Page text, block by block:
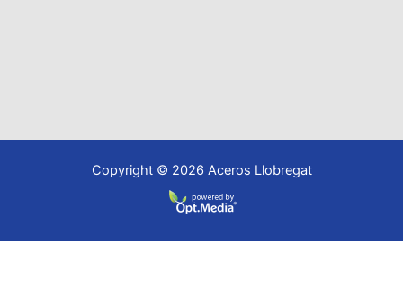
Copyright © 2026 Aceros Llobregat